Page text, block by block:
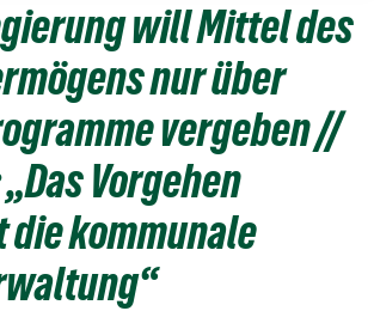
will Mittel des
nur über
vergeben //
Vorgehen
kommunale